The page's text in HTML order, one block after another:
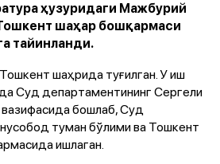
ҳузуридаги Мажбурий
шаҳар бошқармаси
тайинланди.
шаҳрида туғилган. У иш
Суд департаментининг Сергели
бошлаб, Суд
туман бўлими ва Тошкент
ишлаган.